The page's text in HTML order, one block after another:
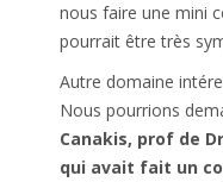
nous faire une mini
pourrait être très
Autre domaine
Nous pourrions
Canakis, prof de
qui avait fait un